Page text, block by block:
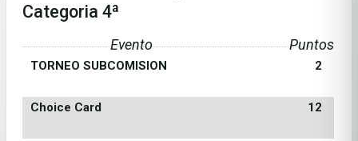
Categoria 4ª
Evento Puntos
TORNEO SUBCOMISION 2
Choice Card 12